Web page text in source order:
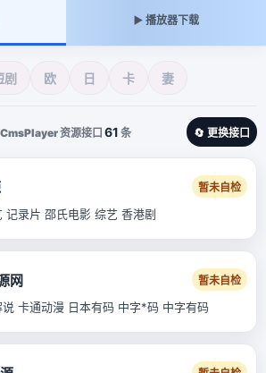
▶️ 播放器下载
剧 欧 日 卡 妻
CmsPlayer 资源接口 61 条 🔄 更换接口
暂未自检
记录片 邵氏电影 综艺 香港剧
网 暂未自检
说 卡通动漫 日本有码 中字*码 中字有码